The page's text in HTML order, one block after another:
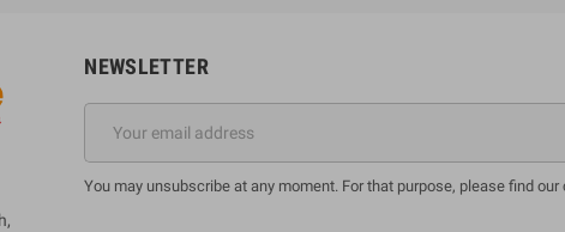
NEWSLETTER
You may unsubscribe at any moment. For that purpose, please find